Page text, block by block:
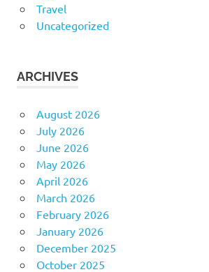
Travel
Uncategorized
ARCHIVES
August 2026
July 2026
June 2026
May 2026
April 2026
March 2026
February 2026
January 2026
December 2025
October 2025